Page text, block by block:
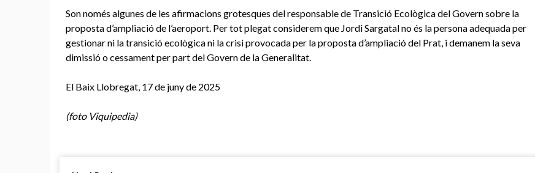
Son només algunes de les afirmacions grotesques del responsable de Transició Ecològica del Govern sobre la
proposta d’ampliació de l’aeroport. Per tot plegat considerem que Jordi Sargatal no és la persona adequada per
gestionar ni la transició ecològica ni la crisi provocada per la proposta d’ampliació del Prat, i demanem la seva
dimissió o cessament per part del Govern de la Generalitat.
El Baix Llobregat, 17 de juny de 2025
(foto Viquipedia)
Continue